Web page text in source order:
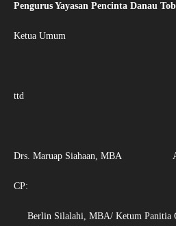
Pengurus Yayasan Pencinta Danau
Ketua Umum
ttd
Drs. Maruap Siahaan, MBA
CP:
Berlin Silalahi, MBA/ Ketum Panitia